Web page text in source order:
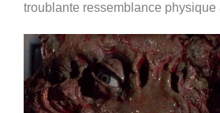
troublante ressemblance